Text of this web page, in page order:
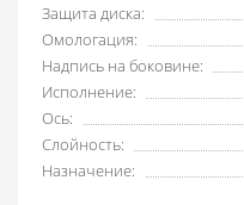
Защита диска:
Омологация:
Надпись на боковине:
Исполнение:
Ось:
Слойность:
Назначение: